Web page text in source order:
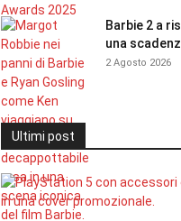
Barbie 2 a
una
2 Agosto 2026
Ultimi post